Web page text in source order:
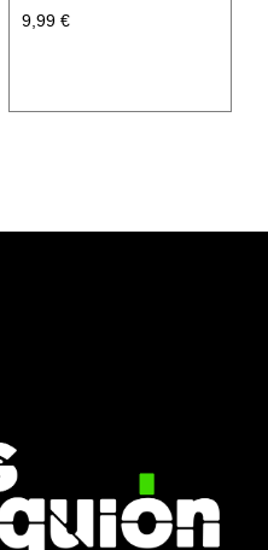
9,99 €